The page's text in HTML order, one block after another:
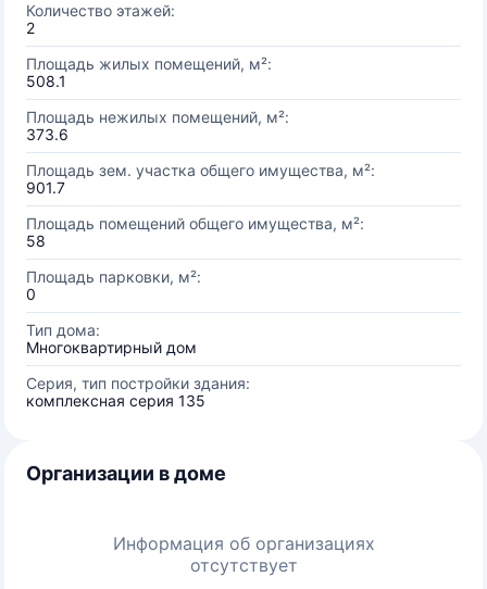
Количество этажей:
2
Площадь жилых помещений, м²:
508.1
Площадь нежилых помещений, м²:
373.6
Площадь зем. участка общего имущества, м²:
901.7
Площадь помещений общего имущества, м²:
58
Площадь парковки, м²:
0
Тип дома:
Многоквартирный дом
Серия, тип постройки здания:
комплексная серия 135
Организации в доме
Информация об организациях
отсутствует